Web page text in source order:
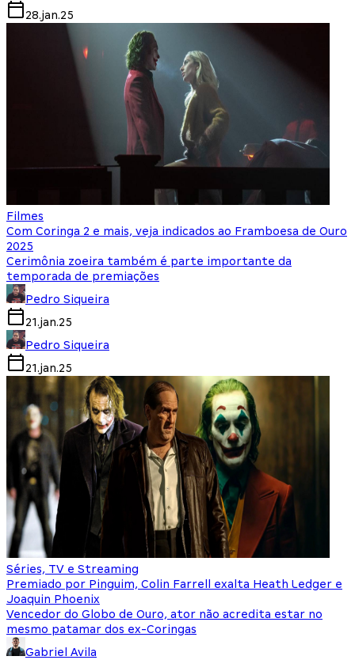
28.jan.25
Filmes
Com Coringa 2 e mais, veja indicados ao Framboesa de Ouro
2025
Cerimônia zoeira também é parte importante da
temporada de premiações
Pedro Siqueira
21.jan.25
Pedro Siqueira
21.jan.25
Séries, TV e Streaming
Premiado por Pinguim, Colin Farrell exalta Heath Ledger e
Joaquin Phoenix
Vencedor do Globo de Ouro, ator não acredita estar no
mesmo patamar dos ex-Coringas
Gabriel Avila